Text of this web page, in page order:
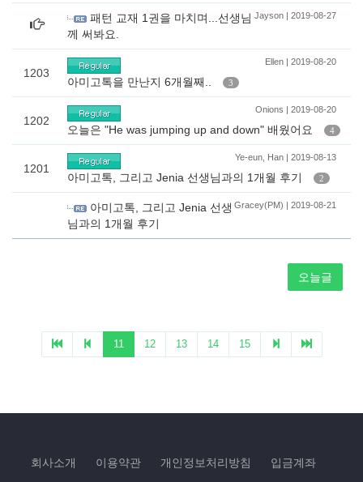
회사소개 이용약관 개인정보처리방침 입금계좌